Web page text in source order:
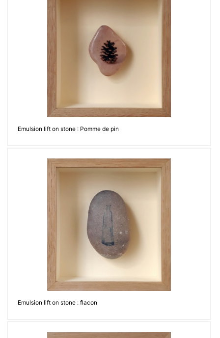
Emulsion lift on stone : Pomme de pin
Emulsion lift on stone : flacon